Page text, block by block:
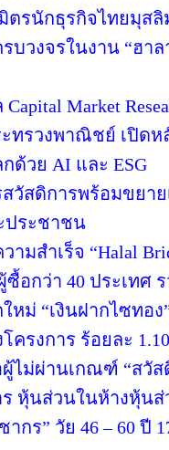
รนักธุรกิจไทยมุส
บวงจรในงาน “ฮา
Market
รวงพาณิชย์ เปิดหลั
ด้วย AI และ ESG
วัสดิการพร้อมขยา
ประชาชน
มสำเร็จ “Halal
อกว่า 40 ประเทศ ร
หม่ “เงินฝากไซทอ
ครงการ ร้อยละ
ไม่ผ่านเกณฑ์ “สวั
หุ้นส่วนในห้างหุ้น
กร” วัย 46 – 60 ปี